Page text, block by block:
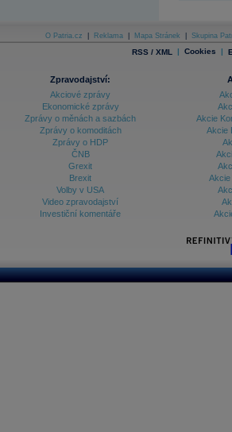
O Patria.cz Reklama Mapa Stránek Skupina
RSS / XML | Cookies |
Zpravodajství:
Akciové zprávy
Ekonomické zprávy
Zprávy o měnách a sazbách
Zprávy o komoditách
Zprávy o HDP
ČNB
Grexit
Brexit
Volby v USA
Video zpravodajství
Investiční komentáře
Akcie
Akcie
Akcie